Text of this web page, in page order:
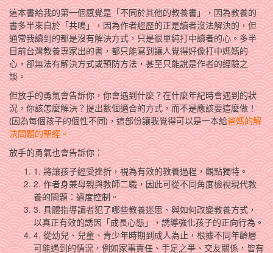
這本書給我的第一個感覺是「不同於其他的教養書」，因為教養的
書多半來自於「共鳴」，因為作者經歷的正是讀者沒法解決的，但
通常我讀到的都是沒有解決方式，只是很單純打中讀者的心。多半
目前台灣教養專家出的書，都只能寫到讓人覺得好像打中媽媽的
心，卻無法有解決方式或預防方法，甚至只能說是作者的經驗之
談。
但放手的勇氣會告訴你，你會遇到什麼？在什麼年紀時會遇到的狀
況，你該怎麼解決？提出數個適合的方式，而不是應該要這麼做！
(因為每個孩子的個性不同)，這部份讓我覺得可以是一本給爸媽的解
決問題的聖經。
放手的勇氣也會告訴你：
1. 將讓孩子經受挫折，視為有效的教養過程，觀點獨特。
2. 作者身兼母親與教師二職，因此可從不同角度檢視現代教
養的問題：過度控制。
3. 具體指導讀者犯了哪些教養迷思、與如何改變教養方式，
以真正有效的誘因「成長心態」，誘導強化孩子的正向行為。
4. 從幼兒、兒童、青少年時期到成人為止，根據不同年齡層
可能遇到的情況，例如家事責任、手足之爭、交友關係，皆有